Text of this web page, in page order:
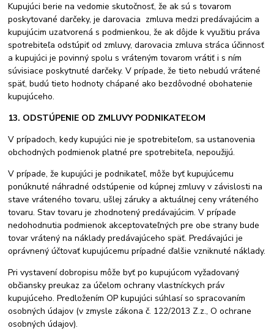
Kupujúci berie na vedomie skutočnosť, že ak sú s tovarom
poskytované darčeky, je darovacia zmluva medzi predávajúcim a
kupujúcim uzatvorená s podmienkou, že ak dôjde k využitiu práva
spotrebiteľa odstúpiť od zmluvy, darovacia zmluva stráca účinnosť
a kupujúci je povinný spolu s vráteným tovarom vrátiť i s ním
súvisiace poskytnuté darčeky. V prípade, že tieto nebudú vrátené
späť, budú tieto hodnoty chápané ako bezdôvodné obohatenie
kupujúceho.
13. ODSTÚPENIE OD ZMLUVY PODNIKATEĽOM
V prípadoch, kedy kupujúci nie je spotrebiteľom, sa ustanovenia
obchodných podmienok platné pre spotrebiteľa, nepoužijú.
V prípade, že kupujúci je podnikateľ, môže byť kupujúcemu
ponúknuté náhradné odstúpenie od kúpnej zmluvy v závislosti na
stave vráteného tovaru, ušlej záruky a aktuálnej ceny vráteného
tovaru. Stav tovaru je zhodnotený predávajúcim. V prípade
nedohodnutia podmienok akceptovateľných pre obe strany bude
tovar vrátený na náklady predávajúceho späť. Predávajúci je
oprávnený účtovať kupujúcemu prípadné ďalšie vzniknuté náklady.
Pri vystavení dobropisu môže byť po kupujúcom vyžadovaný
občiansky preukaz za účelom ochrany vlastníckych práv
kupujúceho. Predložením OP kupujúci súhlasí so spracovaním
osobných údajov (v zmysle zákona č. 122/2013 Z.z., O ochrane
osobných údajov).